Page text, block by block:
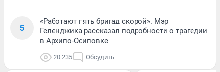
5
«Работают пять бригад скорой». Мэр
Геленджика рассказал подробности о трагедии
в Архипо-Осиповке
20 235 Обсудить